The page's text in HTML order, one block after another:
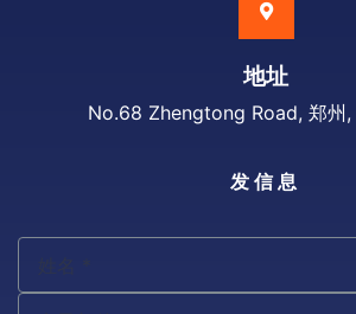
地址
No.68 Zhengtong Road, 郑州,
发信息